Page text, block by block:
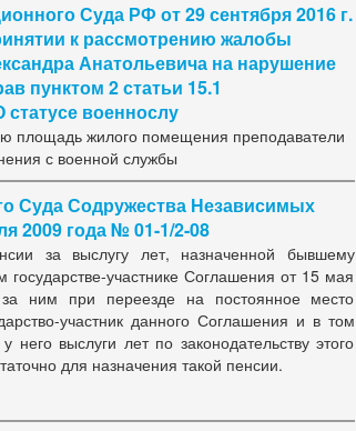
Суда РФ от 29 сентября 2016 г.
к рассмотрению жалобы
Анатольевича на нарушение
пунктом 2 статьи 15.1
военнослу
площадь жилого помещения преподаватели
с военной службы
Суда Содружества Независимых
2009 года № 01-1/2-08
за выслугу лет, назначенной бывшему
участнике Соглашения от 15 мая
за ним при переезде на постоянное место
участник данного Соглашения и в том
выслуги лет по законодательству этого
для назначения такой пенсии.